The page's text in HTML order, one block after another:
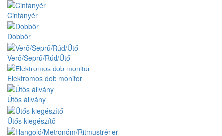
Cintányér
Dobbőr
Verő/Seprű/Rúd/Ütő
Elektromos dob monitor
Ütős állvány
Ütős kiegészítő